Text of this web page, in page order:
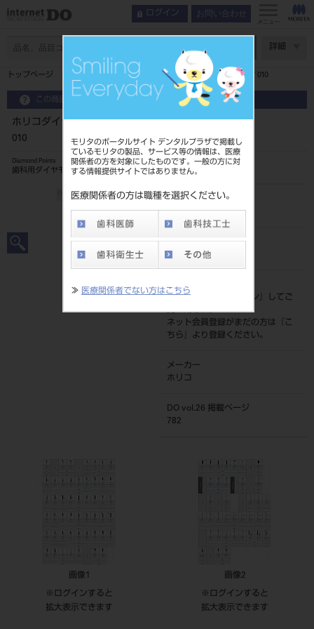
モリタのポータルサイト デンタルプラザで掲載し
ているモリタの製品、サービス等の情報は、医療
関係者の方を対象にしたものです。一般の方に対
する情報提供サイトではありません。
医療関係者の方は職種を選択ください。
≫ 医療関係者でない方はこちら
ログイン お問い合わせ
メニュー
詳細
トップページ ホリコダイヤポイントFG K型・K分数型 7入237／010
この商品に関するお問い合わせ
ホリコダイヤポイントFG K型・K分数型 7入237／
010
Diamond Points
歯科用ダイヤモンドバー
品目コード
206510980237010
JAN/EANコード
4580191025717
標準価格
価格の確認は『
ログイン
』してご
覧ください。
ネット会員登録がまだの方は『
こ
ちら
』より登録ください。
メーカー
ホリコ
DO vol.26 掲載ページ
782
画像1
※ログインすると
拡大表示できます
画像2
※ログインすると
拡大表示できます